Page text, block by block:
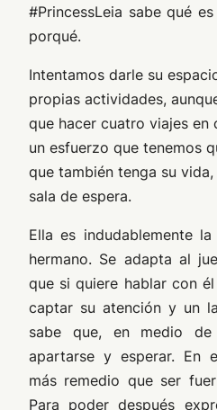
#PrincessLeia sabe qué
porqué.
Intentamos darle su
propias actividades,
que hacer cuatro viajes en
un esfuerzo que tenemos
que también tenga su
sala de espera.
Ella es indudablemente
hermano. Se adapta al
que si quiere hablar con
captar su atención y un
sabe que, en medio
apartarse y esperar. En
más remedio que ser
Para poder después